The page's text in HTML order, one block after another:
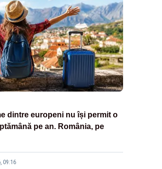
dintre europeni nu își permit o
pe an. România, pe
09:16